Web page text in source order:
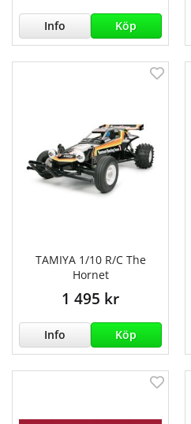
Info Köp
TAMIYA 1/10 R/C The
Hornet
1 495 kr
Info Köp